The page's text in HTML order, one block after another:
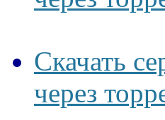
Скачать
через